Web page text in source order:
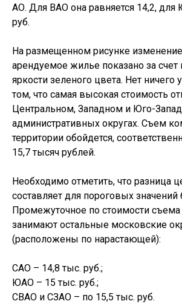
АО. Для ВАО она равняется 14,2,
руб.
На размещенном рисунке
арендуемое жилье показано за счет
яркости зеленого цвета. Нет ничего
том, что самая высокая стоимость
Центральном, Западном и Юго-
административных округах. Съем
территории обойдется,
15,7 тысяч рублей.
Необходимо отметить, что разница
составляет для пороговых значений
Промежуточное по стоимости
занимают остальные московские
(расположены по нарастающей):
САО – 14,8 тыс. руб.;
ЮАО – 15 тыс. руб.;
СВАО и СЗАО – по 15,5 тыс. руб.